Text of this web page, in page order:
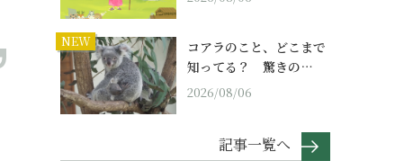
NEW
コアラのこと、どこまで
知ってる？ 驚きの…
2026/08/06
記事一覧へ